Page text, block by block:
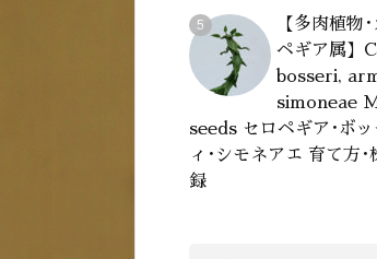
【多肉植物
ペギア属】
bosseri,
simoneae
seeds セロペギア･ボ
ィ･シモネアエ 育て方
録